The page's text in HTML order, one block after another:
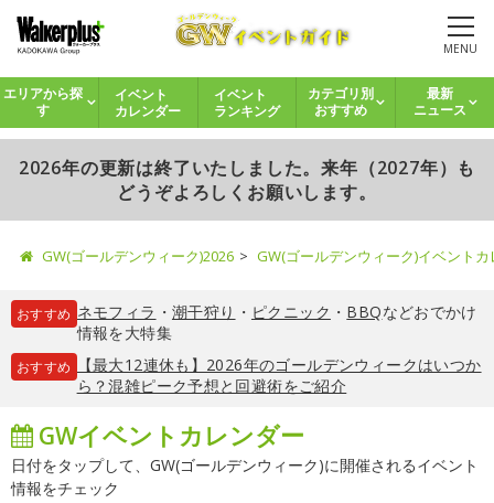
MENU
エリアから探
す
イベント
カレンダー
イベント
ランキング
カテゴリ別
おすすめ
最新
ニュース
2026年の更新は終了いたしました。来年（2027年）も
どうぞよろしくお願いします。
GW(ゴールデンウィーク)2026 GW(ゴールデンウィーク)イベント
おすすめ ネモフィラ ・ 潮干狩り ・ ピクニック ・ BBQなどおでかけ
情報を大特集
おすすめ
【最大12連休も】2026年のゴールデンウィークはいつか
ら？混雑ピーク予想と回避術をご紹介
GWイベントカレンダー
日付をタップして、GW(ゴールデンウィーク)に開催されるイベント
情報をチェック